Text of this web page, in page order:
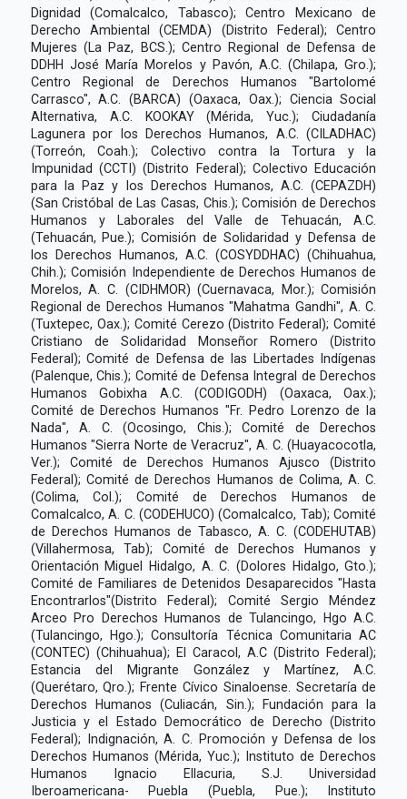
Dignidad (Comalcalco, Tabasco); Centro Mexicano de
Derecho Ambiental (CEMDA) (Distrito Federal); Centro
Mujeres (La Paz, BCS.); Centro Regional de Defensa de
DDHH José María Morelos y Pavón, A.C. (Chilapa, Gro.);
Centro Regional de Derechos Humanos "Bartolomé
Carrasco", A.C. (BARCA) (Oaxaca, Oax.); Ciencia Social
Alternativa, A.C. KOOKAY (Mérida, Yuc.); Ciudadanía
Lagunera por los Derechos Humanos, A.C. (CILADHAC)
(Torreón, Coah.); Colectivo contra la Tortura y la
Impunidad (CCTI) (Distrito Federal); Colectivo Educación
para la Paz y los Derechos Humanos, A.C. (CEPAZDH)
(San Cristóbal de Las Casas, Chis.); Comisión de Derechos
Humanos y Laborales del Valle de Tehuacán, A.C.
(Tehuacán, Pue.); Comisión de Solidaridad y Defensa de
los Derechos Humanos, A.C. (COSYDDHAC) (Chihuahua,
Chih.); Comisión Independiente de Derechos Humanos de
Morelos, A. C. (CIDHMOR) (Cuernavaca, Mor.); Comisión
Regional de Derechos Humanos "Mahatma Gandhi", A. C.
(Tuxtepec, Oax.); Comité Cerezo (Distrito Federal); Comité
Cristiano de Solidaridad Monseñor Romero (Distrito
Federal); Comité de Defensa de las Libertades Indígenas
(Palenque, Chis.); Comité de Defensa Integral de Derechos
Humanos Gobixha A.C. (CODIGODH) (Oaxaca, Oax.);
Comité de Derechos Humanos "Fr. Pedro Lorenzo de la
Nada", A. C. (Ocosingo, Chis.); Comité de Derechos
Humanos "Sierra Norte de Veracruz", A. C. (Huayacocotla,
Ver.); Comité de Derechos Humanos Ajusco (Distrito
Federal); Comité de Derechos Humanos de Colima, A. C.
(Colima, Col.); Comité de Derechos Humanos de
Comalcalco, A. C. (CODEHUCO) (Comalcalco, Tab); Comité
de Derechos Humanos de Tabasco, A. C. (CODEHUTAB)
(Villahermosa, Tab); Comité de Derechos Humanos y
Orientación Miguel Hidalgo, A. C. (Dolores Hidalgo, Gto.);
Comité de Familiares de Detenidos Desaparecidos "Hasta
Encontrarlos"(Distrito Federal); Comité Sergio Méndez
Arceo Pro Derechos Humanos de Tulancingo, Hgo A.C.
(Tulancingo, Hgo.); Consultoría Técnica Comunitaria AC
(CONTEC) (Chihuahua); El Caracol, A.C (Distrito Federal);
Estancia del Migrante González y Martínez, A.C.
(Querétaro, Qro.); Frente Cívico Sinaloense. Secretaría de
Derechos Humanos (Culiacán, Sin.); Fundación para la
Justicia y el Estado Democrático de Derecho (Distrito
Federal); Indignación, A. C. Promoción y Defensa de los
Derechos Humanos (Mérida, Yuc.); Instituto de Derechos
Humanos Ignacio Ellacuria, S.J. Universidad
Iberoamericana- Puebla (Puebla, Pue.); Instituto